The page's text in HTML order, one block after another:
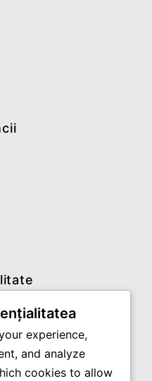
experience,
and analyze
cookies to allow